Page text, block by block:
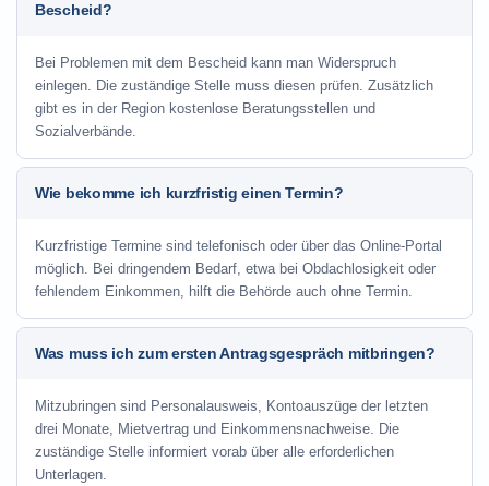
Bescheid?
Bei Problemen mit dem Bescheid kann man Widerspruch
einlegen. Die zuständige Stelle muss diesen prüfen. Zusätzlich
gibt es in der Region kostenlose Beratungsstellen und
Sozialverbände.
Wie bekomme ich kurzfristig einen Termin?
Kurzfristige Termine sind telefonisch oder über das Online-Portal
möglich. Bei dringendem Bedarf, etwa bei Obdachlosigkeit oder
fehlendem Einkommen, hilft die Behörde auch ohne Termin.
Was muss ich zum ersten Antragsgespräch mitbringen?
Mitzubringen sind Personalausweis, Kontoauszüge der letzten
drei Monate, Mietvertrag und Einkommensnachweise. Die
zuständige Stelle informiert vorab über alle erforderlichen
Unterlagen.